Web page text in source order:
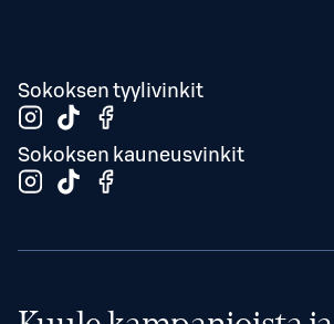
Sokoksen tyylivinkit
Sokoksen kauneusvinkit